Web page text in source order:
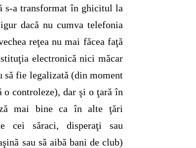
s-a transformat în ghicitul la
dacă nu cumva telefonia
reţea nu mai făcea faţă
electronică nici măcar
să fie legalizată (din moment
controleze), dar şi o ţară în
mai bine ca în alte ţări
cei săraci, disperaţi sau
sau să aibă bani de club)